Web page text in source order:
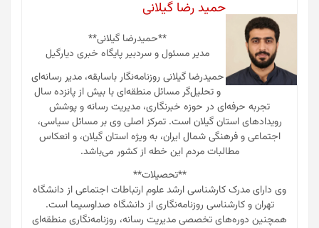
حمید رضا گیلانی
**حمیدرضا گیلانی**
مدیر مسئول و سردبیر پایگاه خبری دیارگیل
حمیدرضا گیلانی روزنامه‌نگار باسابقه، مدیر رسانه‌ای
و تحلیل‌گر مسائل منطقه‌ای با بیش از پانزده سال
تجربه حرفه‌ای در حوزه خبرنگاری، مدیریت رسانه و پوشش
رویدادهای استان گیلان است. تمرکز اصلی وی بر مسائل سیاسی،
اجتماعی و فرهنگی شمال ایران، به ویژه استان گیلان، و انعکاس
مطالبات مردم این خطه از کشور می‌باشد.
**تحصیلات**
وی دارای مدرک کارشناسی ارشد علوم ارتباطات اجتماعی از دانشگاه
تهران و کارشناسی روزنامه‌نگاری از دانشگاه صداوسیما است.
همچنین دوره‌های تخصصی مدیریت رسانه، روزنامه‌نگاری منطقه‌ای